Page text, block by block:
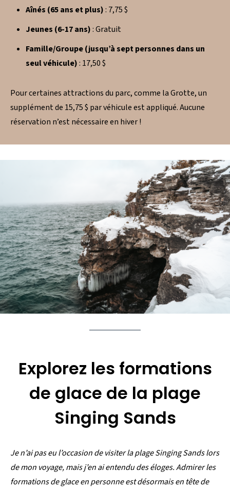
Aînés (65 ans et plus): 7,75 $
Jeunes (6-17 ans): Gratuit
Famille/Groupe (jusqu’à sept personnes dans un
seul véhicule): 17,50 $
Pour certaines attractions du parc, comme la Grotte, un
supplément de 15,75 $ par véhicule est appliqué. Aucune
réservation n’est nécessaire en hiver !
Explorez les formations
de glace de la plage
Singing Sands
Je n’ai pas eu l’occasion de visiter la plage Singing Sands lors
de mon voyage, mais j’en ai entendu des éloges. Admirer les
formations de glace en personne est désormais en tête de